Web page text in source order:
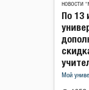
НОВОСТИ
По 13
Мой